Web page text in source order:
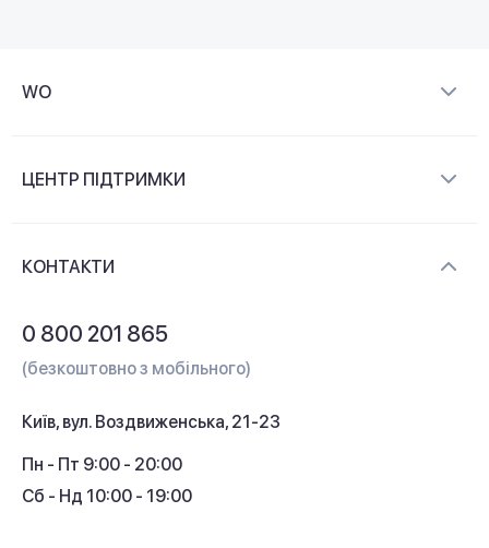
WO
Контакти
ЦЕНТР ПІДТРИМКИ
Кешбек
КОНТАКТИ
0 800 201 865
(безкоштовно з мобільного)
Київ, вул. Воздвиженська, 21-23
Пн - Пт 9:00 - 20:00
Сб - Нд 10:00 - 19:00